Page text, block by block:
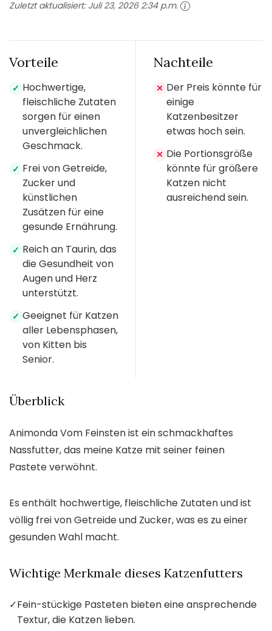
Zuletzt aktualisiert: Juli 23, 2026 2:34 p.m.
Vorteile
✓ Hochwertige,
fleischliche Zutaten
sorgen für einen
unvergleichlichen
Geschmack.
✓ Frei von Getreide,
Zucker und
künstlichen
Zusätzen für eine
gesunde Ernährung.
✓ Reich an Taurin, das
die Gesundheit von
Augen und Herz
unterstützt.
✓ Geeignet für Katzen
aller Lebensphasen,
von Kitten bis
Senior.
Nachteile
✕ Der Preis könnte für
einige
Katzenbesitzer
etwas hoch sein.
✕ Die Portionsgröße
könnte für größere
Katzen nicht
ausreichend sein.
Überblick
Animonda Vom Feinsten ist ein schmackhaftes
Nassfutter, das meine Katze mit seiner feinen
Pastete verwöhnt.
Es enthält hochwertige, fleischliche Zutaten und ist
völlig frei von Getreide und Zucker, was es zu einer
gesunden Wahl macht.
Wichtige Merkmale dieses Katzenfutters
✓Fein-stückige Pasteten bieten eine ansprechende
Textur, die Katzen lieben.